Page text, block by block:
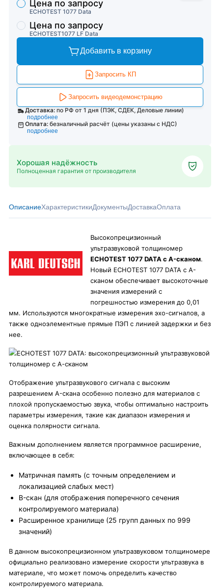
Торговые предложения
ECHOTEST 1077 Data
Цена по запросу
ECHOTEST1077 LF Data
Цена по запросу
Добавить в корзину
Запросить КП
Запросить видеодемонстрацию
Доставка: по РФ от 1 дня (ПЭК, СДЕК, Деловые линии)
подробнее
Оплата: безналичный расчёт (цены указаны с НДС)
подробнее
Хорошая надёжность
Полноценная гарантия от производителя
ОписаниеХарактеристикиДокументыДоставкаОплата
Высокопрецизионный
ультразвуковой толщиномер
ECHOTEST 1077 DATA с A-сканом.
Новый ECHOTEST 1077 DATA с A-
сканом обеспечивает высокоточные
значения измерений с
погрешностью измерения до 0,01
мм. Используются многократные измерения эхо-сигналов, а
также одноэлементные прямые ПЭП с линией задержки и без
нее.
Отображение ультразвукового сигнала с высоким
разрешением A-скана особенно полезно для материалов с
плохой пропускаемостью звука, чтобы оптимально настроить
параметры измерения, такие как диапазон измерения и
оценка полярности сигнала.
Важным дополнением является программное расширение,
включающее в себя:
Матричная память (с точным определением и
локализацией слабых мест)
B-скан (для отображения поперечного сечения
контролируемого материала)
Расширенное хранилище (25 групп данных по 999
значений)
В данном высокопрецизионном ультразвуковом толщиномере
официально реализовано измерение скорости ультразвука в
материале, что может помочь определить качество
контролируемого материала.